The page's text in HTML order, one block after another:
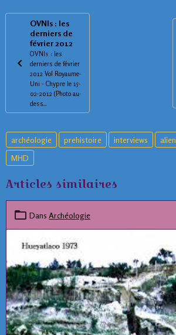
OVNIs : les
derniers de
février 2012
OVNIs : les
derniers de février
2012 Vol Royaume-
Uni - Chypre le 15-
02-2012 (Photo au-
dess...
archéologie prehistoire interviews alien
MHD
Articles similaires
Dans Archéologie